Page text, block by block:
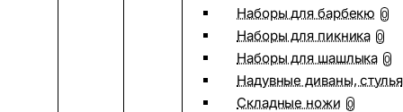
Наборы для барбекю 0
Наборы для пикника 0
Наборы для шашлыка 0
Надувные диваны, стулья
Складные ножи 0